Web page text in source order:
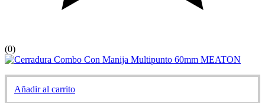
(0)
Añadir al carrito